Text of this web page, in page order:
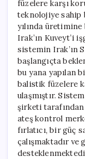
füzelere karşı
teknolojiye sahip
yılında
Irak’ın Kuveyt’i
sistemin Irak’ın
başlangıçta
bu yana yapılan
balistik füzelere
ulaşmıştır.
şirketi
ateş kontrol
fırlatıcı, bir güç
çalışmaktadır